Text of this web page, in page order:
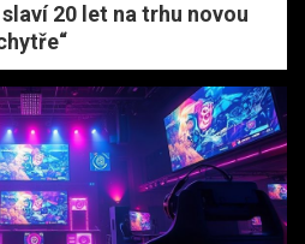
20 let na trhu novou